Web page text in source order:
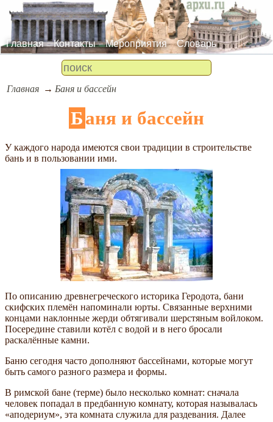
Главная Контакты Мероприятия Словарь
Главная Баня и бассейн
Баня и бассейн
У каждого народа имеются свои традиции в строительстве
бань и в пользовании ими.
По описанию древнегреческого историка Геродота, бани
скифских племён напоминали юрты. Связанные верхними
концами наклонные жерди обтягивали шерстяным войлоком.
Посередине ставили котёл с водой и в него бросали
раскалённые камни.
Баню сегодня часто дополняют бассейнами, которые могут
быть самого разного размера и формы.
В римской бане (терме) было несколько комнат: сначала
человек попадал в предбанную комнату, которая называлась
аподериум , эта комната служила для раздевания. Далее